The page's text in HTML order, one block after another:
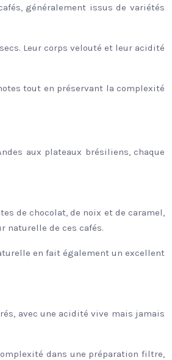
généralement issus de variétés
Leur corps velouté et leur acidité
tout en préservant la complexité
aux plateaux brésiliens, chaque
de chocolat, de noix et de caramel,
naturelle de ces cafés.
en fait également un excellent
avec une acidité vive mais jamais
dans une préparation filtre,